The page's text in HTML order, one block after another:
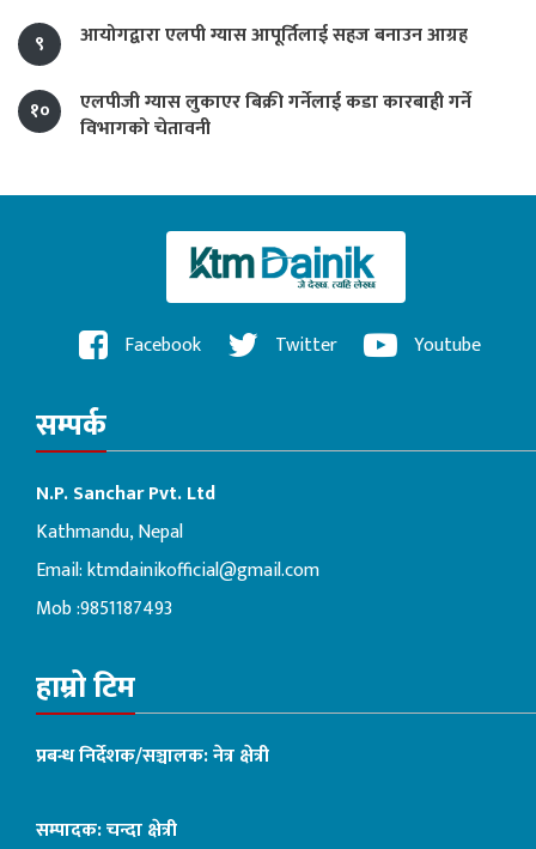
९
आयोगद्वारा एलपी ग्यास आपूर्तिलाई सहज बनाउन आग्रह
१०
एलपीजी ग्यास लुकाएर बिक्री गर्नेलाई कडा कारबाही गर्ने
विभागको चेतावनी
Facebook Twitter Youtube
सम्पर्क
N.P. Sanchar Pvt. Ltd
Kathmandu, Nepal
Email:ktmdainikofficial@gmail.com
Mob :9851187493
हाम्रो टिम
प्रबन्ध निर्देशक/सञ्चालक: नेत्र क्षेत्री
सम्पादक: चन्दा क्षेत्री